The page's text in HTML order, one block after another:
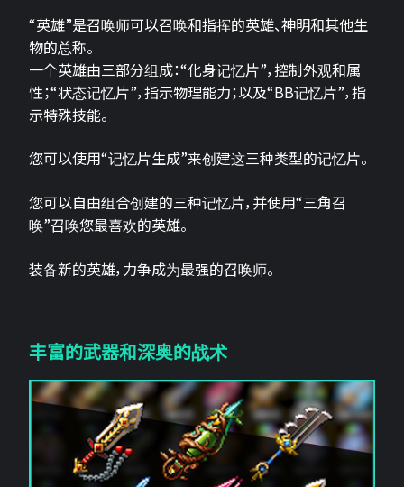
“英雄”是召唤师可以召唤和指挥的英雄、神明和其他生
物的总称。
一个英雄由三部分组成：“化身记忆片”，控制外观和属
性；“状态记忆片”，指示物理能力；以及“BB记忆片”，指
示特殊技能。
您可以使用“记忆片生成”来创建这三种类型的记忆片。
您可以自由组合创建的三种记忆片，并使用“三角召
唤”召唤您最喜欢的英雄。
装备新的英雄，力争成为最强的召唤师。
丰富的武器和深奥的战术